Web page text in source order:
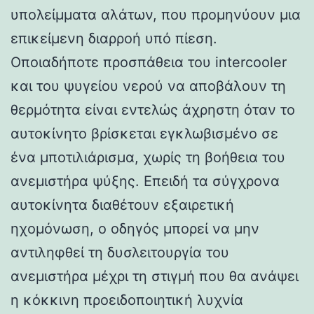
υπολείμματα αλάτων, που προμηνύουν μια
επικείμενη διαρροή υπό πίεση.
Οποιαδήποτε προσπάθεια του intercooler
και του ψυγείου νερού να αποβάλουν τη
θερμότητα είναι εντελώς άχρηστη όταν το
αυτοκίνητο βρίσκεται εγκλωβισμένο σε
ένα μποτιλιάρισμα, χωρίς τη βοήθεια του
ανεμιστήρα ψύξης. Επειδή τα σύγχρονα
αυτοκίνητα διαθέτουν εξαιρετική
ηχομόνωση, ο οδηγός μπορεί να μην
αντιληφθεί τη δυσλειτουργία του
ανεμιστήρα μέχρι τη στιγμή που θα ανάψει
η κόκκινη προειδοποιητική λυχνία